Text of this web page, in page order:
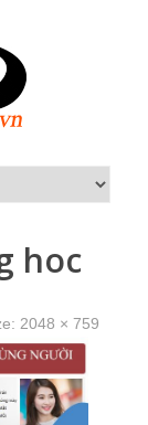
hoc
2048 × 759